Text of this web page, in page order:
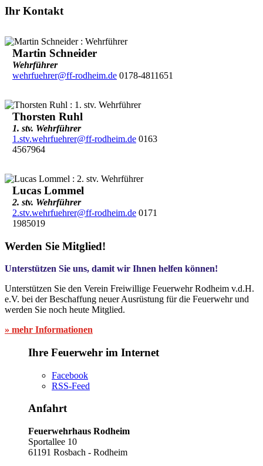
Ihr Kontakt
Martin Schneider
Wehrführer
wehrfuehrer@ff-rodheim.de0178-4811651
Thorsten Ruhl
1. stv. Wehrführer
1.stv.wehrfuehrer@ff-rodheim.de0163
4567964
Lucas Lommel
2. stv. Wehrführer
2.stv.wehrfuehrer@ff-rodheim.de0171
1985019
Werden Sie Mitglied!
Unterstützen Sie uns, damit wir Ihnen helfen können!
Unterstützen Sie den Verein Freiwillige Feuerwehr Rodheim v.d.H.
e.V. bei der Beschaffung neuer Ausrüstung für die Feuerwehr und
werden Sie noch heute Mitglied.
» mehr Informationen
Ihre Feuerwehr im Internet
Facebook
RSS-Feed
Anfahrt
Feuerwehrhaus Rodheim
Sportallee 10
61191 Rosbach - Rodheim